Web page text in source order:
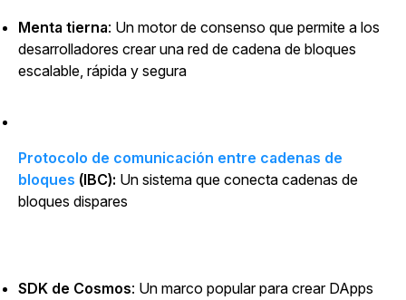
Menta tierna: Un motor de consenso que permite a los
desarrolladores crear una red de cadena de bloques
escalable, rápida y segura
Protocolo de comunicación entre cadenas de
bloques (IBC): Un sistema que conecta cadenas de
bloques dispares
SDK de Cosmos: Un marco popular para crear DApps